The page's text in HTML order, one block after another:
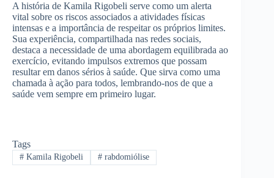
A história de Kamila Rigobeli serve como um alerta
vital sobre os riscos associados a atividades físicas
intensas e a importância de respeitar os próprios limites.
Sua experiência, compartilhada nas redes sociais,
destaca a necessidade de uma abordagem equilibrada ao
exercício, evitando impulsos extremos que possam
resultar em danos sérios à saúde. Que sirva como uma
chamada à ação para todos, lembrando-nos de que a
saúde vem sempre em primeiro lugar.
Tags
#Kamila Rigobeli #rabdomiólise